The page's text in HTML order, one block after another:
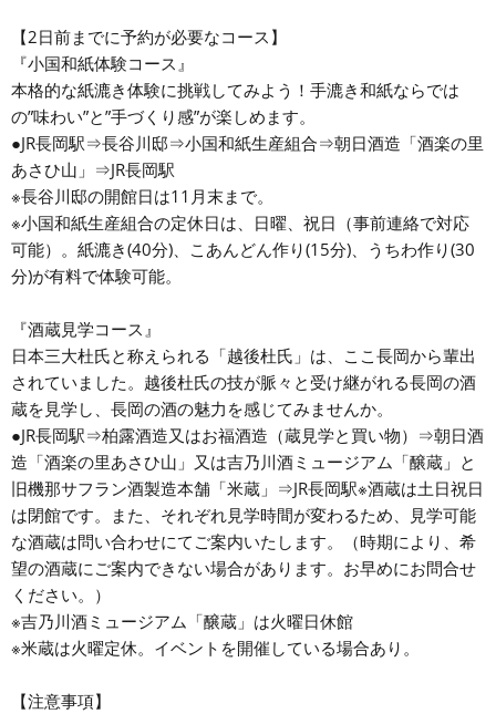
【2日前までに予約が必要なコース】
『小国和紙体験コース』
本格的な紙漉き体験に挑戦してみよう！手漉き和紙ならでは
の”味わい”と”手づくり感”が楽しめます。
●JR長岡駅⇒長谷川邸⇒小国和紙生産組合⇒朝日酒造「酒楽の里
あさひ山」⇒JR長岡駅
※長谷川邸の開館日は11月末まで。
※小国和紙生産組合の定休日は、日曜、祝日（事前連絡で対応
可能）。紙漉き(40分)、こあんどん作り(15分)、うちわ作り(30
分)が有料で体験可能。
『酒蔵見学コース』
日本三大杜氏と称えられる「越後杜氏」は、ここ長岡から輩出
されていました。越後杜氏の技が脈々と受け継がれる長岡の酒
蔵を見学し、長岡の酒の魅力を感じてみませんか。
●JR長岡駅⇒柏露酒造又はお福酒造（蔵見学と買い物）⇒朝日酒
造「酒楽の里あさひ山」又は吉乃川酒ミュージアム「醸蔵」と
旧機那サフラン酒製造本舗「米蔵」⇒JR長岡駅※酒蔵は土日祝日
は閉館です。また、それぞれ見学時間が変わるため、見学可能
な酒蔵は問い合わせにてご案内いたします。（時期により、希
望の酒蔵にご案内できない場合があります。お早めにお問合せ
ください。）
※吉乃川酒ミュージアム「醸蔵」は火曜日休館
※米蔵は火曜定休。イベントを開催している場合あり。
【注意事項】